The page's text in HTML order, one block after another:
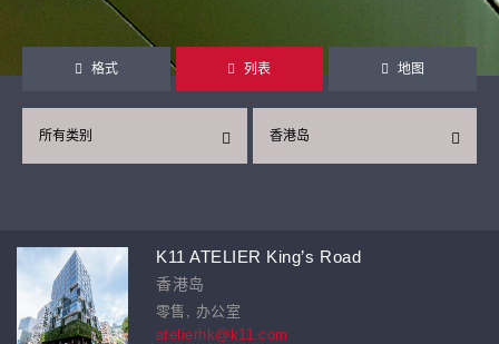
格式 列表 地图
香港岛
所有类别
K11 ATELIER King’s Road
香港岛
零售, 办公室
atelierhk@k11.com